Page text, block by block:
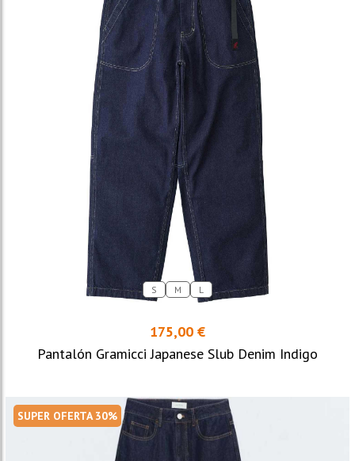
S M L
175,00 €
Pantalón Gramicci Japanese Slub Denim Indigo
SUPER OFERTA 30%